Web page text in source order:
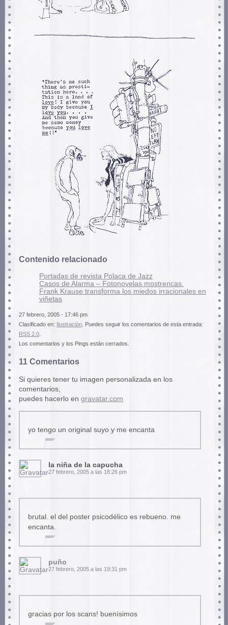
Contenido relacionado
Portadas de revista Polaca de Jazz
Casos de Alarma – Fotonovelas mostrencas.
Frank Krause transforma los miedos irracionales en
viñetas
27 febrero, 2005 - 17:46 pm
Clasificado en: Ilustración. Puedes seguir los comentarios de esta entrada:
RSS 2.0.
Los comentarios y los Pings están cerrados.
11 Comentarios
Si quieres tener tu imagen personalizada en los
comentarios,
puedes hacerlo en gravatar.com
yo tengo un original suyo y me encanta
la niña de la capucha
27 febrero, 2005 a las 18:26 pm
brutal. el del poster psicodélico es rebueno. me
encanta.
puño
27 febrero, 2005 a las 19:31 pm
gracias por los scans! buenísimos